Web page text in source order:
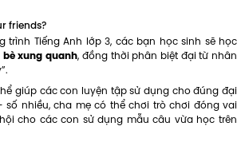
friends?
trình Tiếng Anh lớp 3, các bạn học sinh sẽ học
xung quanh, đồng thời phân biệt đại từ nhân
giúp các con luyện tập sử dụng cho đúng đại
nhiều, cha mẹ có thể chơi trò chơi đóng vai
cho các con sử dụng mẫu câu vừa học trên